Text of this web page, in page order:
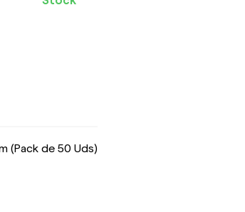
(Pack de 50 Uds)